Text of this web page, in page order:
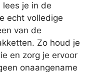
je in de
echt volledige
van de
Zo houd je
en zorg je ervoor
onaangename